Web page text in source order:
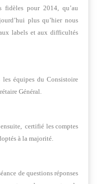
fidèles pour 2014, qu’au
plus qu’hier nous
labels et aux difficultés
équipes du Consistoire
Général.
certifié les comptes
à la majorité.
de questions réponses